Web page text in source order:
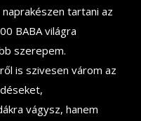
tartani az
BABA világra
szerepem.
is szivesen várom az
vágysz, hanem